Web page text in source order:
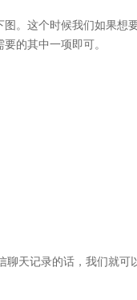
。这个时候我们如果想
的其中一项即可。
天记录的话，我们就